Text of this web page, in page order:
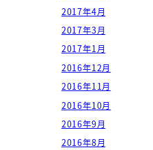
2017年4月
2017年3月
2017年1月
2016年12月
2016年11月
2016年10月
2016年9月
2016年8月